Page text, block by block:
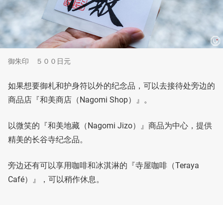
御朱印 ５００日元
如果想要御札和护身符以外的纪念品，可以去接待处旁边的
商品店『和美商店（Nagomi Shop）』。
以微笑的『和美地藏（Nagomi Jizo）』商品为中心，提供
精美的长谷寺纪念品。
旁边还有可以享用咖啡和冰淇淋的『寺屋咖啡（Teraya
Café）』，可以稍作休息。